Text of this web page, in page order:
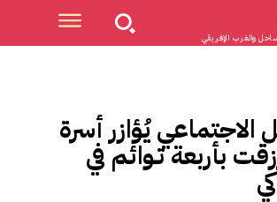
والغرب الإفريقي
يُؤازر أسرة
بأربعة تـوائم في